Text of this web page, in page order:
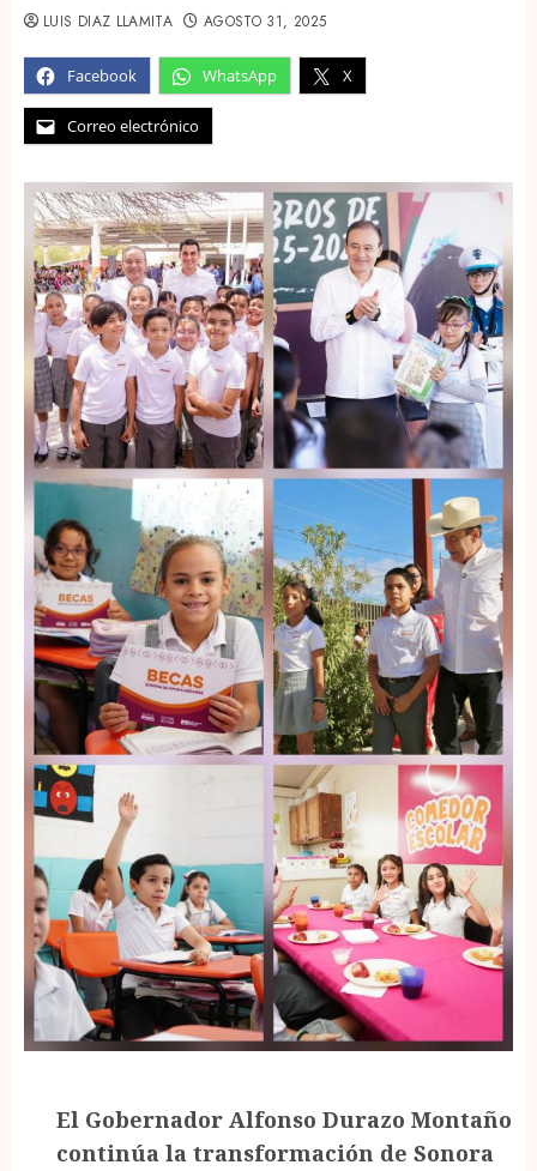
Facebook WhatsApp X
Correo electrónico
LUIS DIAZ LLAMITA AGOSTO 31, 2025
El Gobernador Alfonso Durazo Montaño
continúa la transformación de Sonora